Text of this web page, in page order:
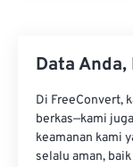
Data
Di FreeConvert,
berkas—kami
keamanan kami
selalu aman,